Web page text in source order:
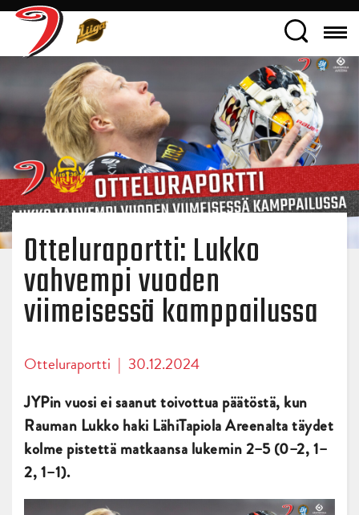
Otteluraportti: Lukko
vahvempi vuoden
viimeisessä kamppailussa
Otteluraportti | 30.12.2024
JYPin vuosi ei saanut toivottua päätöstä, kun
Rauman Lukko haki LähiTapiola Areenalta täydet
kolme pistettä matkaansa lukemin 2–5 (0–2, 1–
2, 1–1).